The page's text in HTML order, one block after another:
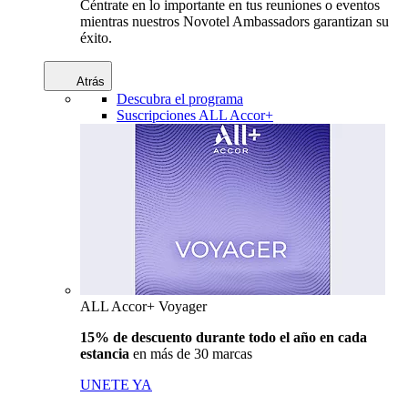
Céntrate en lo importante en tus reuniones o eventos
mientras nuestros Novotel Ambassadors garantizan su
éxito.
Atrás
Descubra el programa
Suscripciones ALL Accor+
ALL Accor+ Voyager
15% de descuento durante todo el año en cada
estancia en más de 30 marcas
UNETE YA